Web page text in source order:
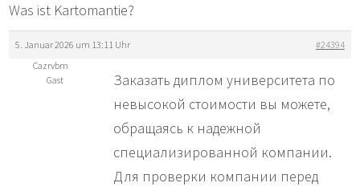
Was ist Kartomantie?
5. Januar 2026 um 13:11 Uhr
#24394
Cazrvbm
Gast
Заказать диплом университета по
невысокой стоимости вы можете,
обращаясь к надежной
специализированной компании.
Для проверки компании перед